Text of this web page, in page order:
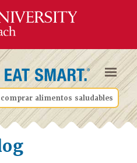
comprar alimentos saludables